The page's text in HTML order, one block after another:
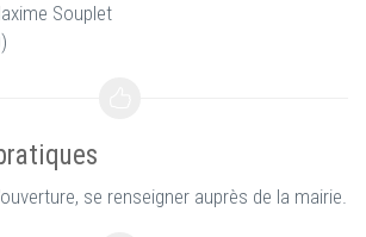
Souplet
se renseigner auprès de la mairie.